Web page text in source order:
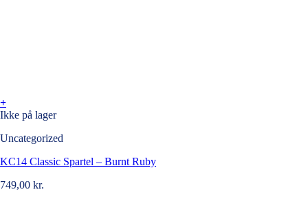
+
Ikke på lager
Uncategorized
KC14 Classic Spartel – Burnt Ruby
749,00 kr.